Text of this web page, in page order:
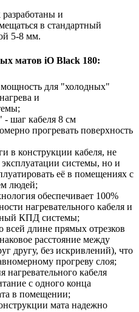
и
в стандартный
5-8 мм.
матов iO Black 180:
для "холодных"
и
- шаг кабеля 8 см
прогревать поверхность
в конструкции кабеля, не
эксплуатации системы, но и
её в помещениях с
людей;
обеспечивает 100%
нагревательного кабеля и
КПД системы;
длине прямых отрезков
расстояние между
другу, без искривлений), что
прогреву слоя;
нагревательного кабеля
с одного конца
в помещении;
мата надежно